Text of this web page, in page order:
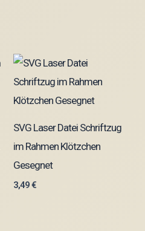
SVG Laser Datei Schriftzug
im Rahmen Klötzchen
Gesegnet
3,49€